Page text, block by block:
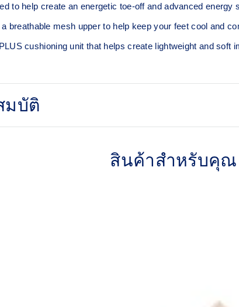
to help create an energetic toe-off and advanced energy
breathable mesh upper to help keep your feet cool and
cushioning unit that helps create lightweight and soft
มบัติ
dyeing process that reduces
สินค้าสำหรับคุณ